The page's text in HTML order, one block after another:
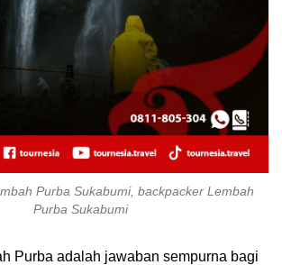
Purba Sukabumi, backpacker Lembah
Purba Sukabumi
Purba adalah jawaban sempurna bagi